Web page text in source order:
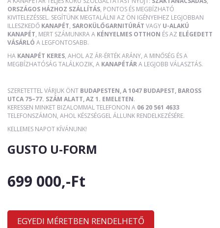
ORSZÁGOS HÁZHOZ SZÁLLÍTÁS, PONTOS ÉS MEGBÍZHATÓ
KIVITELEZÉSSEL. SEGÍTÜNK MEGTALÁLNI AZ ÖN IGÉNYEIHEZ LEGJOBBAN
ILLESZKEDŐ KANAPÉT, SAROKÜLŐGARNITÚRÁT VAGY U-ALAKÚ
KANAPÉT, MERT SZÁMUNKRA A KÉNYELMES OTTHON ÉS AZ ELÉGEDETT
VÁSÁRLÓ A LEGFONTOSABB.
HA KANAPÉT KERES, AHOL AZ ÁR-ÉRTÉK ARÁNY, A MINŐSÉG ÉS A
MEGBÍZHATÓSÁG TALÁLKOZIK, A KANAPÉTÁRA LEGJOBB VÁLASZTÁS.
SZERETETTEL VÁRJUK ÖNT BUDAPESTEN, A 1047 BUDAPEST, BAROSS
UTCA 75–77. SZÁM ALATT, AZ 1. EMELETEN.
KERESSEN MINKET BIZALOMMAL TELEFONON A 06 20 561 4633
TELEFONSZÁMON, AHOL KÉSZSÉGGEL ÁLLUNK RENDELKEZÉSÉRE.
KELLEMES NAPOT KÍVÁNUNK!
GUSTO U-FORM
699 000,-Ft
EGYEDI MÉRETBEN RENDELHETŐ